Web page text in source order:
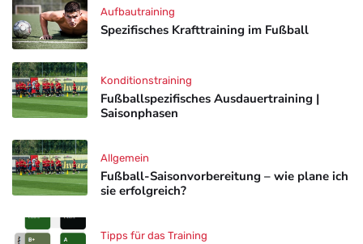
Spezifisches Krafttraining im Fußball
Aufbautraining
Fußballspezifisches Ausdauertraining |
Saisonphasen
Konditionstraining
Fußball-Saisonvorbereitung – wie plane ich
sie erfolgreich?
Allgemein
Tipps für das Training